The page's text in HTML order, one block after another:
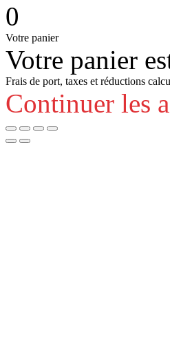
0
Votre panier
Votre panier
Frais de port, taxes et réductions
Continuer les